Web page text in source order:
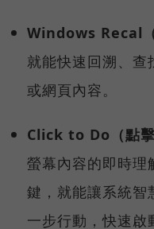
Windows Recal
就能快速回溯、查
或網頁內容。
Click to Do（點擊
螢幕內容的即時理
鍵，就能讓系統智
一步行動，快速啟